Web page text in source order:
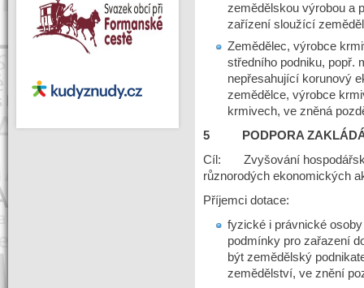
zemědělskou výrobou a
zařízení sloužící
Zemědělec, výrobce
středního podniku, popř.
nepřesahující korunový
zemědělce, výrobce
krmivech, ve zněná
5 PODPORA
Cíl: Zvyšování
různorodých ekonomických
Příjemci dotace:
fyzické i právnické
podmínky pro zařazení
být zemědělský
zemědělství, ve znění